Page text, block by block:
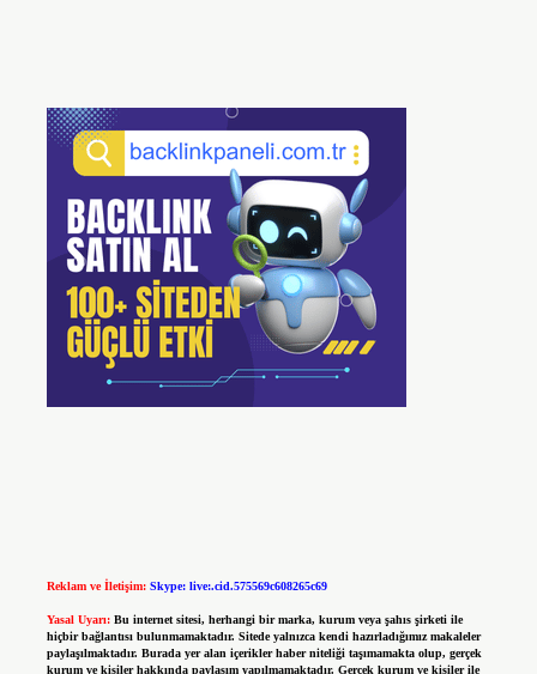
Reklam ve İletişim: Skype: live:.cid.575569c608265c69
Yasal Uyarı: Bu internet sitesi, herhangi bir marka, kurum veya şahıs şirketi ile
hiçbir bağlantısı bulunmamaktadır. Sitede yalnızca kendi hazırladığımız makaleler
paylaşılmaktadır. Burada yer alan içerikler haber niteliği taşımamakta olup, gerçek
kurum ve kişiler hakkında paylaşım yapılmamaktadır. Gerçek kurum ve kişiler ile